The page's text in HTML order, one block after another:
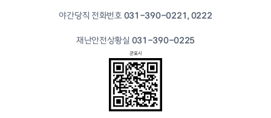
야간당직 전화번호031-390-0221, 0222
재난안전상황실 031-390-0225